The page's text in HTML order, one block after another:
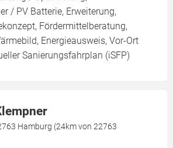
/ PV Batterie, Erweiterung,
Fördermittelberatung,
Energieausweis, Vor-Ort
Sanierungsfahrplan (iSFP)
Hamburg (24km von 22763